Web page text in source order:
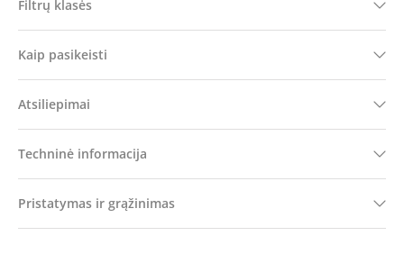
Filtrų klasės
Kaip pasikeisti
Atsiliepimai
Techninė informacija
Pristatymas ir grąžinimas